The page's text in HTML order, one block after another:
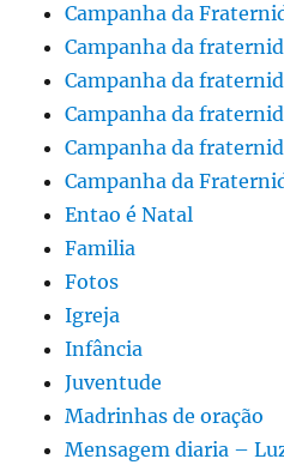
Campanha da
Campanha da
Campanha da
Campanha da
Campanha da
Campanha da
Entao é Natal
Familia
Fotos
Igreja
Infância
Juventude
Madrinhas de oração
Mensagem diaria –